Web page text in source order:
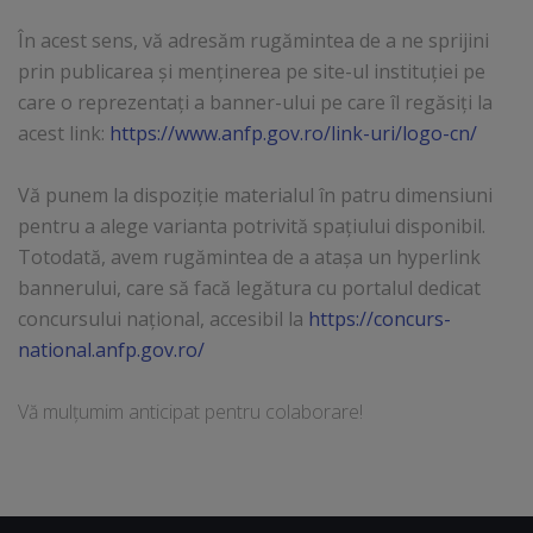
În acest sens, vă adresăm rugămintea de a ne sprijini
prin publicarea și menținerea pe site-ul instituției pe
care o reprezentați a banner-ului pe care îl regăsiți la
acest link: https://www.anfp.gov.ro/link-uri/logo-cn/
Vă punem la dispoziție materialul în patru dimensiuni
pentru a alege varianta potrivită spațiului disponibil.
Totodată, avem rugămintea de a atașa un hyperlink
bannerului, care să facă legătura cu portalul dedicat
concursului național, accesibil la https://concurs-
national.anfp.gov.ro/
Vă mulțumim anticipat pentru colaborare!